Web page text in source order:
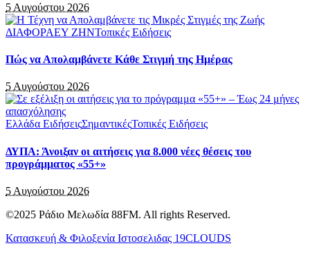
5 Αυγούστου 2026
ΔΙΑΦΟΡΑΕΥ ΖΗΝΤοπικές Ειδήσεις
Πώς να Απολαμβάνετε Κάθε Στιγμή της Ημέρας
5 Αυγούστου 2026
Ελλάδα ΕιδήσειςΣημαντικέςΤοπικές Ειδήσεις
ΔΥΠΑ: Άνοιξαν οι αιτήσεις για 8.000 νέες θέσεις του
προγράμματος «55+»
5 Αυγούστου 2026
©2025 Ράδιο Μελωδία 88FM. All rights Reserved.
Κατασκευή & Φιλοξενία Ιστοσελιδας 19CLOUDS